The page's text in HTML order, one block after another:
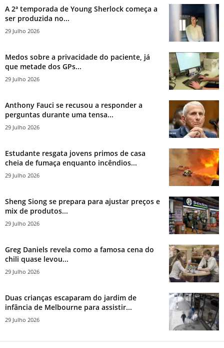
A 2ª temporada de Young Sherlock começa a
ser produzida no...
29 Julho 2026
Medos sobre a privacidade do paciente, já
que metade dos GPs...
29 Julho 2026
Anthony Fauci se recusou a responder a
perguntas durante uma tensa...
29 Julho 2026
Estudante resgata jovens primos de casa
cheia de fumaça enquanto incêndios...
29 Julho 2026
Sheng Siong se prepara para ajustar preços e
mix de produtos...
29 Julho 2026
Greg Daniels revela como a famosa cena do
chili quase levou...
29 Julho 2026
Duas crianças escaparam do jardim de
infância de Melbourne para assistir...
29 Julho 2026